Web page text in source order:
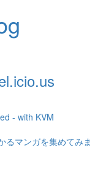
- with KVM
るマンガを集めてみま